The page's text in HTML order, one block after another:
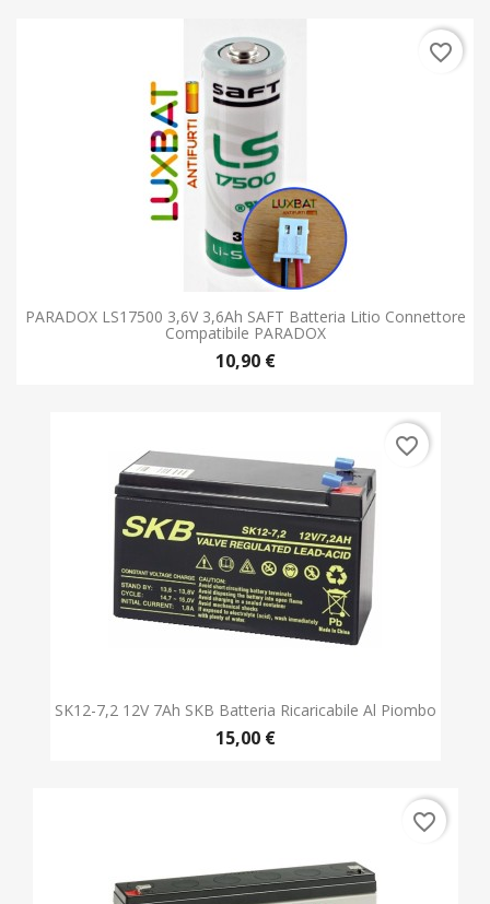
PARADOX LS17500 3,6V 3,6Ah SAFT Batteria Litio Connettore
Compatibile PARADOX
10,90 €
favorite_border
SK12-7,2 12V 7Ah SKB Batteria Ricaricabile Al Piombo
15,00 €
favorite_border
favorite_border